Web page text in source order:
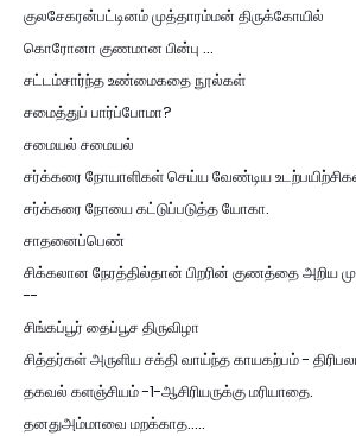
குலசேகரன்பட்டினம் முத்தாரம்மன் திருக்கோயில்
கொரோனா குணமான பின்பு ...
சட்டம்சார்ந்த உண்மைகதை நூல்கள்
சமைத்துப் பார்ப்போமா?
சமையல் சமையல்
சர்க்கரை நோயாளிகள் செய்ய வேண்டிய
சர்க்கரை நோயை கட்டுப்படுத்த யோகா.
சாதனைப்பெண்
சிக்கலான நேரத்தில்தான் பிறரின் குணத்தை அறிய
--
சிங்கப்பூர் தைப்பூச திருவிழா
சித்தர்கள் அருளிய சக்தி வாய்ந்த காயகற்பம் -
தகவல் களஞ்சியம் -1-ஆசிரியருக்கு மரியாதை.
தனதுஅம்மாவை மறக்காத.....